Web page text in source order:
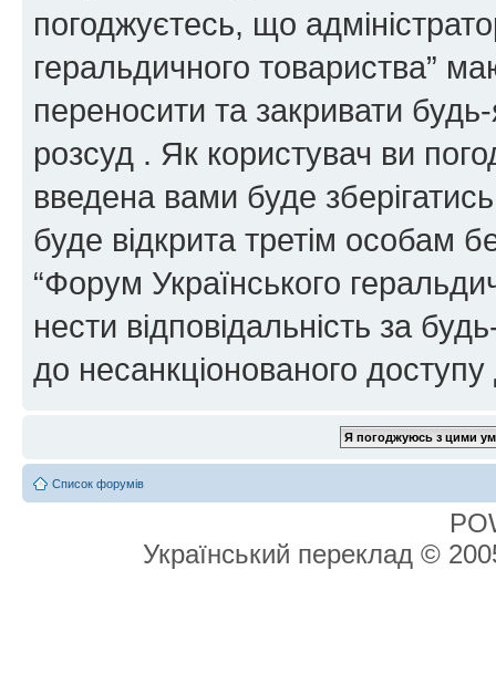
погоджуєтесь, що
геральдичного товариства”
переносити та закривати
розсуд . Як користувач ви
введена вами буде
буде відкрита третім особам
“Форум Українського
нести відповідальність за
до несанкціонованого доступу
Список форумів
Український переклад ©